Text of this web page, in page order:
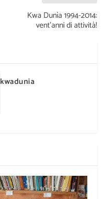
Kwa Dunìa 1994-2014:
vent’anni di attività!
kwadunia